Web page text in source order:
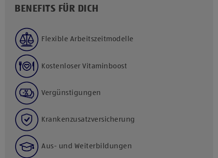
BENEFITS FÜR DICH
Flexible Arbeitszeitmodelle
Kostenloser Vitaminboost
Vergünstigungen
Krankenzusatzversicherung
Aus- und Weiterbildungen